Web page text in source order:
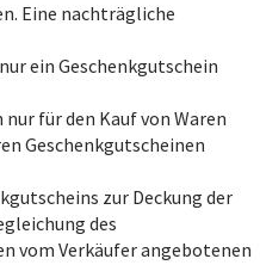
Eine nachträgliche
ein Geschenkgutschein
für den Kauf von Waren
Geschenkgutscheinen
zur Deckung der
des
vom Verkäufer angebotenen